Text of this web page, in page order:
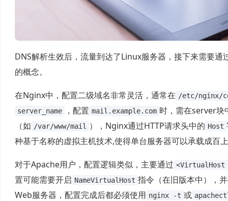
DNS解析生效后，流量到达了Linux服务器，接下来需要
的概念。
在Nginx中，配置二级域名非常灵活，通常在 /etc/nginx/
server_name
，配置 mail.example.com 时，需在server块
（如 /var/www/mail ），Nginx通过HTTP请求头中的 Host
种基于名称的虚拟主机技术,使得单台服务器可以承载成百
对于Apache用户，配置逻辑类似，主要通过 <VirtualHost
置可能需要开启 NameVirtualHost 指令（在旧版本中），
Web服务器，配置完成后都必须使用 nginx -t 或